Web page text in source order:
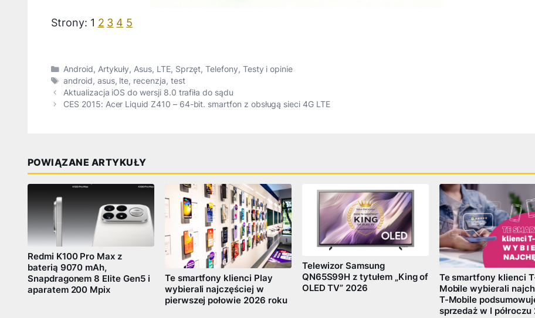
Strony: 1 2 3 4 5
Kategorie
Android, Artykuły, Asus, LTE, Sprzęt,Telefony, Testy i opinie
Tagi
android, asus, lte, recenzja, test
Aktualizacja iOS do wersji 8.0 trafiła do sądu
CES 2015: Acer Liquid Z410 – 64-bit. smartfon z obsługą sieci 4G LTE
POWIĄZANE ARTYKUŁY
Redmi K100 Pro Max z
baterią 9070 mAh,
Snapdragonem 8 Elite Gen5 i
aparatem 200 Mpix
Te smartfony klienci Play
wybierali najczęściej w
pierwszej połowie 2026 roku
Telewizor Samsung
QN65S99H z tytułem „King of
OLED TV” 2026
Te smartfony klienci
Mobile wybierali
T-Mobile
sprzedaż w I półroczu